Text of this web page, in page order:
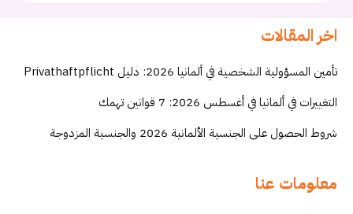
اخر المقالات
تأمين المسؤولية الشخصية في ألمانيا 2026: دليل Privathaftpflicht
التغييرات في ألمانيا في أغسطس 2026: 7 قوانين تهمك
شروط الحصول على الجنسية الألمانية 2026 والجنسية المزدوجة
معلومات عنا